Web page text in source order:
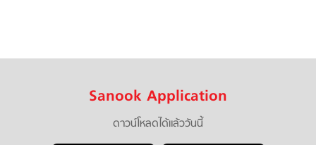
Sanook Application
ดาวน์โหลดได้แล้ววันนี้